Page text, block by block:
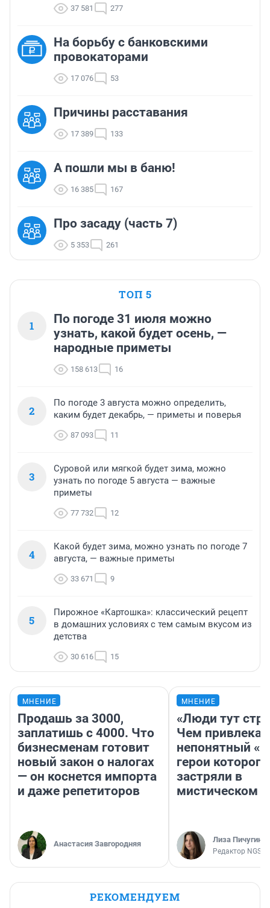
37 581 277
На борьбу с банковскими
провокаторами
17 076 53
Причины расставания
17 389 133
А пошли мы в баню!
16 385 167
Про засаду (часть 7)
5 353 261
ТОП 5
1
По погоде 31 июля можно
узнать, какой будет осень, —
народные приметы
158 613 16
2
По погоде 3 августа можно определить,
каким будет декабрь, — приметы и поверья
87 093 11
3
Суровой или мягкой будет зима, можно
узнать по погоде 5 августа — важные
приметы
77 732 12
4
Какой будет зима, можно узнать по погоде 7
августа, — важные приметы
33 671 9
5
Пирожное «Картошка»: классический рецепт
в домашних условиях с тем самым вкусом из
детства
30 616 15
МНЕНИЕ
Продашь за 3000,
заплатишь с 4000. Что
бизнесменам готовит
новый закон о налогах
— он коснется импорта
и даже репетиторов
Анастасия Завгородняя
МНЕНИЕ
«Люди тут
Чем
непонятный
герои которого
застряли в
мистическом
Лиза Пичугина
Редактор
РЕКОМЕНДУЕМ